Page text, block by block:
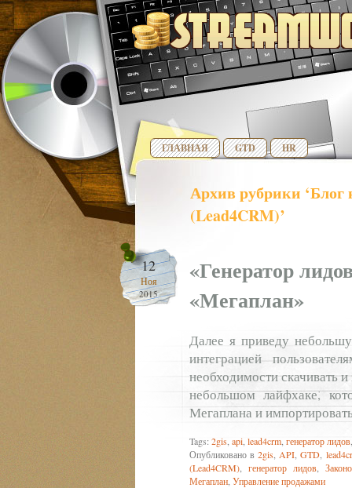
ГЛАВНАЯ GTD HR
Архив рубрики ‘Блог
(Lead4CRM)’
12
Ноя
2015
«Генератор
«Мегаплан»
Далее я приведу
интеграцией
необходимости скачивать
небольшом лайфхаке,
Мегаплана и
Tags:2gis api lead4crm генератор лидов
Опубликовано в2gis API ,GTD
(Lead4CRM)
генератор лидов
Мегаплан Управление продажами